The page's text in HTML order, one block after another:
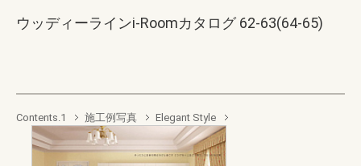
ウッディーラインi-Roomカタログ 62-63(64-65)
Contents.1 施工例写真 Elegant Style